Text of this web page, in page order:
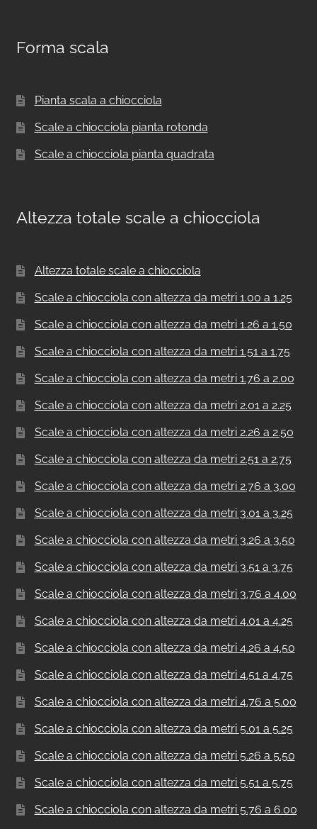
Forma scala
Pianta scala a chiocciola
Scale a chiocciola pianta rotonda
Scale a chiocciola pianta quadrata
Altezza totale scale a chiocciola
Altezza totale scale a chiocciola
Scale a chiocciola con altezza da metri 1.00 a 1.25
Scale a chiocciola con altezza da metri 1.26 a 1.50
Scale a chiocciola con altezza da metri 1.51 a 1.75
Scale a chiocciola con altezza da metri 1.76 a 2.00
Scale a chiocciola con altezza da metri 2.01 a 2.25
Scale a chiocciola con altezza da metri 2.26 a 2.50
Scale a chiocciola con altezza da metri 2.51 a 2.75
Scale a chiocciola con altezza da metri 2.76 a 3.00
Scale a chiocciola con altezza da metri 3.01 a 3.25
Scale a chiocciola con altezza da metri 3.26 a 3.50
Scale a chiocciola con altezza da metri 3.51 a 3.75
Scale a chiocciola con altezza da metri 3.76 a 4.00
Scale a chiocciola con altezza da metri 4.01 a 4.25
Scale a chiocciola con altezza da metri 4.26 a 4.50
Scale a chiocciola con altezza da metri 4.51 a 4.75
Scale a chiocciola con altezza da metri 4.76 a 5.00
Scale a chiocciola con altezza da metri 5.01 a 5.25
Scale a chiocciola con altezza da metri 5.26 a 5.50
Scale a chiocciola con altezza da metri 5.51 a 5.75
Scale a chiocciola con altezza da metri 5.76 a 6.00